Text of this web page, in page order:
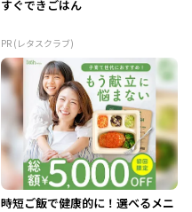
すぐできごはん
PR (レタスクラブ)
時短ご飯で健康的に！選べるメニ